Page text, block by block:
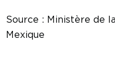
Source : Ministère de
Mexique